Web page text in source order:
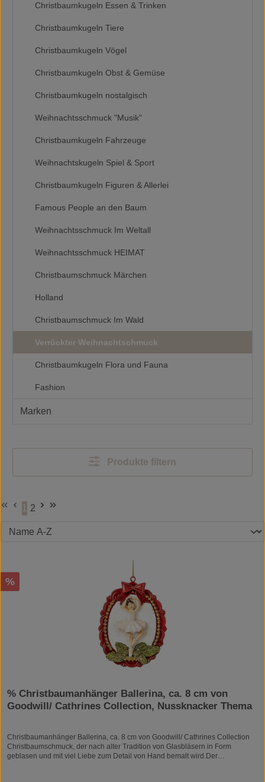
Christbaumkugeln Essen & Trinken
Christbaumkugeln Tiere
Christbaumkugeln Vögel
Christbaumkugeln Obst & Gemüse
Christbaumkugeln nostalgisch
Weihnachtsschmuck "Musik"
Christbaumkugeln Fahrzeuge
Weihnachtskugeln Spiel & Sport
Christbaumkugeln Figuren & Allerlei
Famous People an den Baum
Weihnachtsschmuck Im Weltall
Weihnachtsschmuck HEIMAT
Christbaumschmuck Märchen
Holland
Christbaumschmuck Im Wald
Verrückter Weihnachtschmuck
Christbaumkugeln Flora und Fauna
Fashion
Marken
Produkte filtern
Seite
1
Seite
2
Rabatt
%
% Christbaumanhänger Ballerina, ca. 8 cm von
Goodwill/ Cathrines Collection, Nussknacker Thema
Christbaumanhänger Ballerina, ca. 8 cm von Goodwill/ Cathrines Collection
Christbaumschmuck, der nach alter Tradition von Glasbläsern in Form
geblasen und mit viel Liebe zum Detail von Hand bemalt wird.Der